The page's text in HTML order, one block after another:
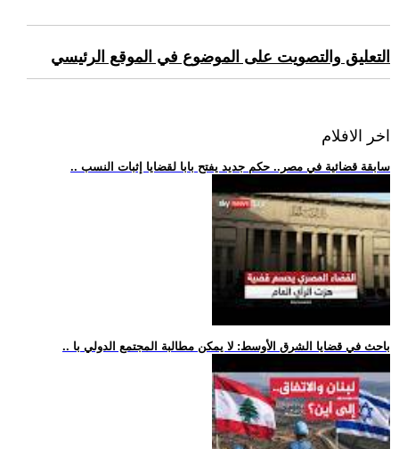
التعليق والتصويت على الموضوع في الموقع الرئيسي
اخر الافلام
.. سابقة قضائية في مصر.. حكم جديد يفتح بابا لقضايا إثبات النسب
.. باحث في قضايا الشرق الأوسط: لا يمكن مطالبة المجتمع الدولي با